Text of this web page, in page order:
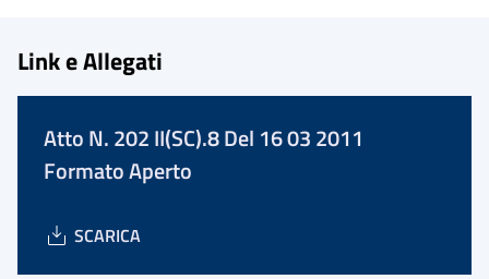
Link e Allegati
Atto N. 202 II(SC).8 Del 16 03 2011
Formato Aperto
SCARICA